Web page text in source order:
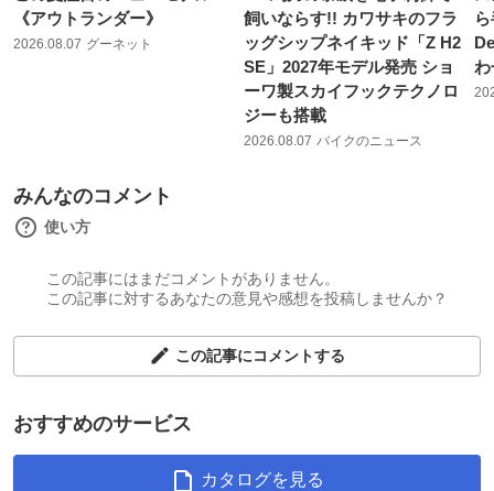
《アウトランダー》
2026.08.07 グーネット
飼いならす!! カワサキのフラ
ッグシップネイキッド「Z H2
SE」2027年モデル発売 ショ
ーワ製スカイフックテクノロ
ジーも搭載
2026.08.07 バイクのニュース
わ
みんなのコメント
使い方
この記事にはまだコメントがありません。
この記事に対するあなたの意見や感想を投稿しませんか？
この記事にコメントする
おすすめのサービス
カタログを見る